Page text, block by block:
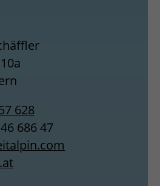
628
686 47